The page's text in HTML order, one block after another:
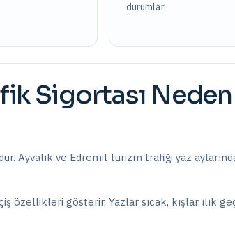
durumlar
Sigortası Neden
Ayvalık ve Edremit turizm trafiği yaz
özellikleri gösterir. Yazlar sıcak, kışlar ılık